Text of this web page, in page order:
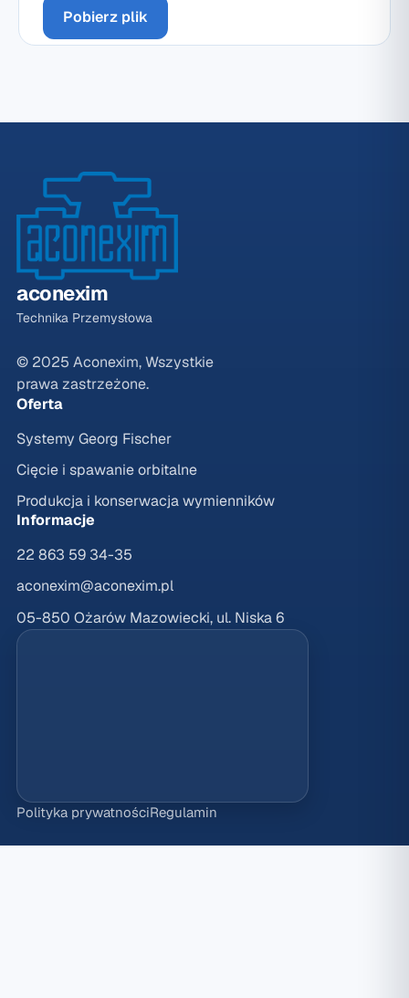
Pobierz plik
aconexim
Technika Przemysłowa
© 2025 Aconexim, Wszystkie
prawa zastrzeżone.
Oferta
Systemy Georg Fischer
Cięcie i spawanie orbitalne
Produkcja i konserwacja wymienników
Informacje
22 863 59 34-35
aconexim@aconexim.pl
05-850 Ożarów Mazowiecki, ul. Niska 6
Polityka prywatnościRegulamin